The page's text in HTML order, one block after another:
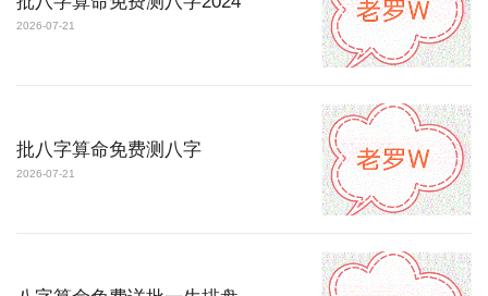
2026-07-21
批八字算命免费测八字
2026-07-21